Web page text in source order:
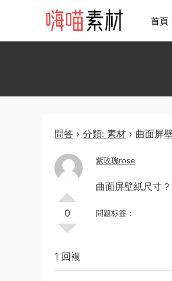
首頁
問答 › 分類: 素材 › 曲面屏
0
紫玫瑰rose
曲面屏壁紙尺寸？
問題标簽：
1 回複